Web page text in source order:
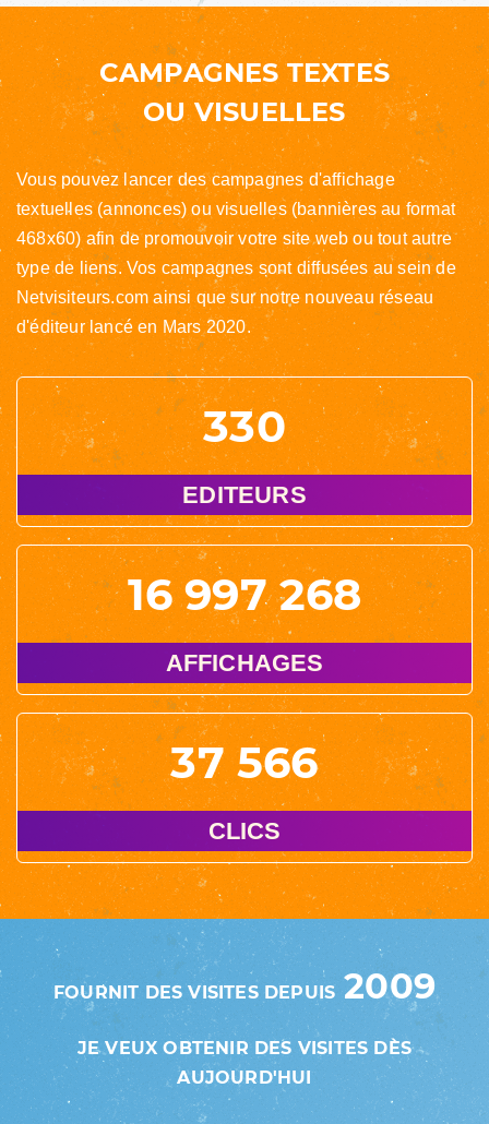
CAMPAGNES TEXTES
OU VISUELLES
Vous pouvez lancer des campagnes d'affichage
textuelles (annonces) ou visuelles (bannières au format
468x60) afin de promouvoir votre site web ou tout autre
type de liens. Vos campagnes sont diffusées au sein de
Netvisiteurs.com ainsi que sur notre nouveau réseau
d'éditeur lancé en Mars 2020.
330
EDITEURS
16 997 268
AFFICHAGES
37 566
CLICS
FOURNIT DES VISITES DEPUIS 2009
JE VEUX OBTENIR DES VISITES DÈS
AUJOURD'HUI